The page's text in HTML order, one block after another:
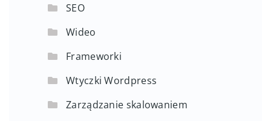
SEO
Wideo
Frameworki
Wtyczki Wordpress
Zarządzanie skalowaniem